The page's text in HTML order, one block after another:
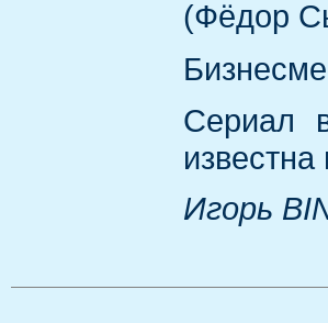
(Фёдор
Сериал
известна
Игорь